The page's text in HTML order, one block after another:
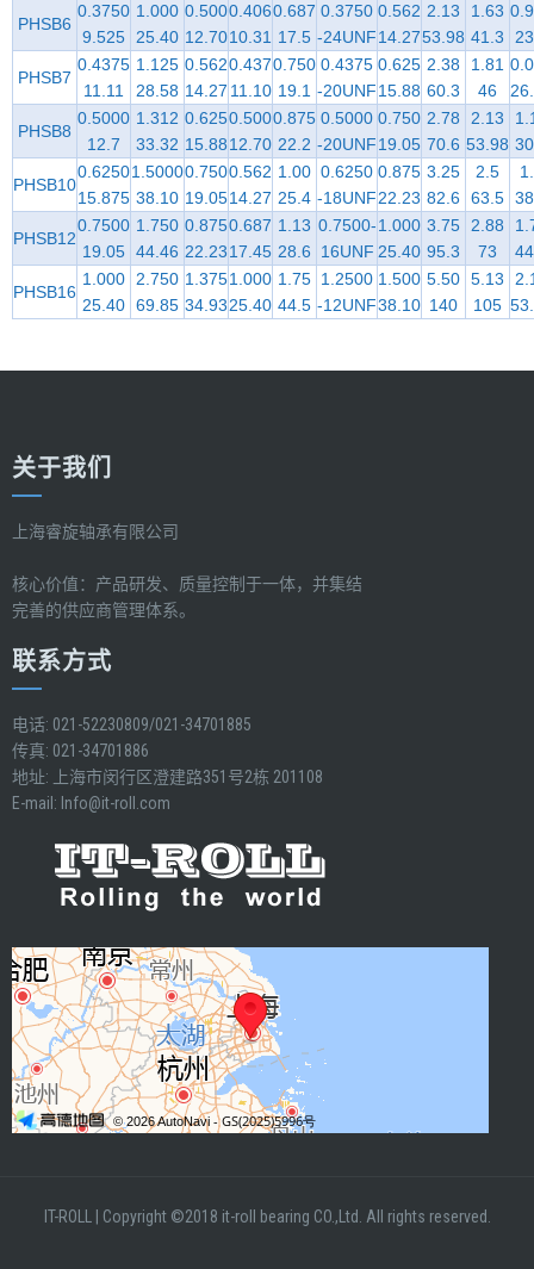
PHSB6
0.3750
9.525
1.000
25.40
0.500
12.70
0.406
10.31
0.687
17.5
0.3750
-24UNF
0.562
14.27
2.13
53.98
1.63
41.3
PHSB7
0.4375
11.11
1.125
28.58
0.562
14.27
0.437
11.10
0.750
19.1
0.4375
-20UNF
0.625
15.88
2.38
60.3
1.81
46
PHSB8
0.5000
12.7
1.312
33.32
0.625
15.88
0.500
12.70
0.875
22.2
0.5000
-20UNF
0.750
19.05
2.78
70.6
2.13
53.98
PHSB10
0.6250
15.875
1.5000
38.10
0.750
19.05
0.562
14.27
1.00
25.4
0.6250
-18UNF
0.875
22.23
3.25
82.6
2.5
63.5
PHSB12
0.7500
19.05
1.750
44.46
0.875
22.23
0.687
17.45
1.13
28.6
0.7500-
16UNF
1.000
25.40
3.75
95.3
2.88
73
PHSB16
1.000
25.40
2.750
69.85
1.375
34.93
1.000
25.40
1.75
44.5
1.2500
-12UNF
1.500
38.10
5.50
140
5.13
105
关于我们
上海睿旋轴承有限公司
核心价值：产品研发、质量控制于一体，并集结
完善的供应商管理体系。
联系方式
电话: 021-52230809/021-34701885
传真: 021-34701886
地址: 上海市闵行区澄建路351号2栋 201108
E-mail: Info@it-roll.com
IT-ROLL Copyright ©2018 it-roll bearing CO.,Ltd. All rights reserved.